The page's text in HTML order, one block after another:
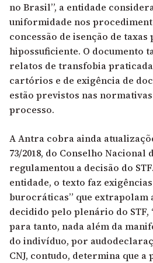
no Brasil”, a entidade
uniformidade nos
concessão de isenção de
hipossuficiente. O documento
relatos de transfobia
cartórios e de exigência de
estão previstos nas
processo.
A Antra cobra ainda
73/2018, do Conselho Nacional
regulamentou a decisão do
entidade, o texto faz
burocráticas” que extrapolam
decidido pelo plenário do STF,
para tanto, nada além da
do indivíduo, por
CNJ, contudo, determina que a